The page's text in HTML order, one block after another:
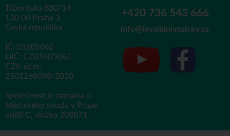
Táboritská 880/14
130 00 Praha 3
Česká republika
IČ: 01605062
DIČ: CZ01605062
CZK účet:
2501268098/2010
Společnost je zapsána u
Městského soudu v Praze,
oddíl C, vložka 208871.
+420 736 543 666
info@invalidnivozicky.cz